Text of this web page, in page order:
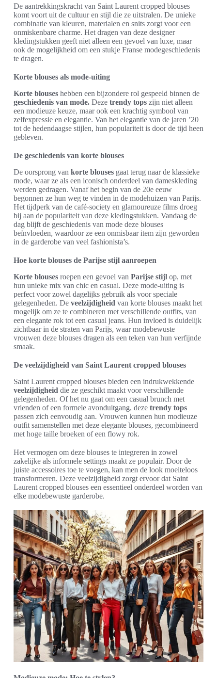
De aantrekkingskracht van Saint Laurent cropped blouses
komt voort uit de cultuur en stijl die ze uitstralen. De unieke
combinatie van kleuren, materialen en snits zorgt voor een
onmiskenbare charme. Het dragen van deze designer
kledingstukken geeft niet alleen een gevoel van luxe, maar
ook de mogelijkheid om een stukje Franse modegeschiedenis
te dragen.
Korte blouses als mode-uiting
Korte blouses hebben een bijzondere rol gespeeld binnen de
geschiedenis van mode. Deze trendy tops zijn niet alleen
een modieuze keuze, maar ook een krachtig symbool van
zelfexpressie en elegantie. Van het elegantie van de jaren ’20
tot de hedendaagse stijlen, hun populariteit is door de tijd heen
gebleven.
De geschiedenis van korte blouses
De oorsprong van korte blouses gaat terug naar de klassieke
mode, waar ze als een iconisch onderdeel van dameskleding
werden gedragen. Vanaf het begin van de 20e eeuw
begonnen ze hun weg te vinden in de modehuizen van Parijs.
Het tijdperk van de café-society en glamoureuze films droeg
bij aan de populariteit van deze kledingstukken. Vandaag de
dag blijft de geschiedenis van mode deze blouses
beïnvloeden, waardoor ze een onmisbaar item zijn geworden
in de garderobe van veel fashionista’s.
Hoe korte blouses de Parijse stijl aanroepen
Korte blouses roepen een gevoel van Parijse stijl op, met
hun unieke mix van chic en casual. Deze mode-uiting is
perfect voor zowel dagelijks gebruik als voor speciale
gelegenheden. De veelzijdigheid van korte blouses maakt het
mogelijk om ze te combineren met verschillende outfits, van
een elegante rok tot een casual jeans. Hun invloed is duidelijk
zichtbaar in de straten van Parijs, waar modebewuste
vrouwen deze blouses dragen als een teken van hun verfijnde
smaak.
De veelzijdigheid van Saint Laurent cropped blouses
Saint Laurent cropped blouses bieden een indrukwekkende
veelzijdigheid die ze geschikt maakt voor verschillende
gelegenheden. Of het nu gaat om een casual brunch met
vrienden of een formele avonduitgang, deze trendy tops
passen zich eenvoudig aan. Vrouwen kunnen hun modieuze
outfit samenstellen met deze elegante blouses, gecombineerd
met hoge taille broeken of een flowy rok.
Het vermogen om deze blouses te integreren in zowel
zakelijke als informele settings maakt ze populair. Door de
juiste accessoires toe te voegen, kan men de look moeiteloos
transformeren. Deze veelzijdigheid zorgt ervoor dat Saint
Laurent cropped blouses een essentieel onderdeel worden van
elke modebewuste garderobe.